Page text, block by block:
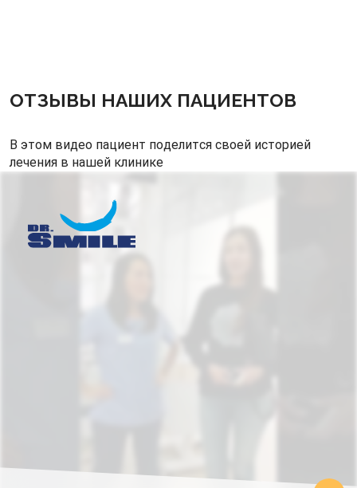
ОТЗЫВЫ НАШИХ ПАЦИЕНТОВ
В этом видео пациент поделится своей историей
лечения в нашей клинике